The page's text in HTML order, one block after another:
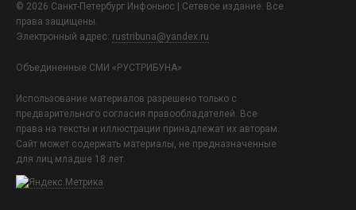
© 2026 Санкт-Петербург Инфоньюс | Сетевое издание. Все
права защищены.
Электронный адрес: rustribuna@yandex.ru
Объединенные СМИ «РУСТРИБУНА»
Использование материалов разрешено только с
предварительного согласия правообладателей. Все
права на тексты и иллюстрации принадлежат их авторам.
Сайт может содержать материалы, не предназначенные
для лиц младше 18 лет.